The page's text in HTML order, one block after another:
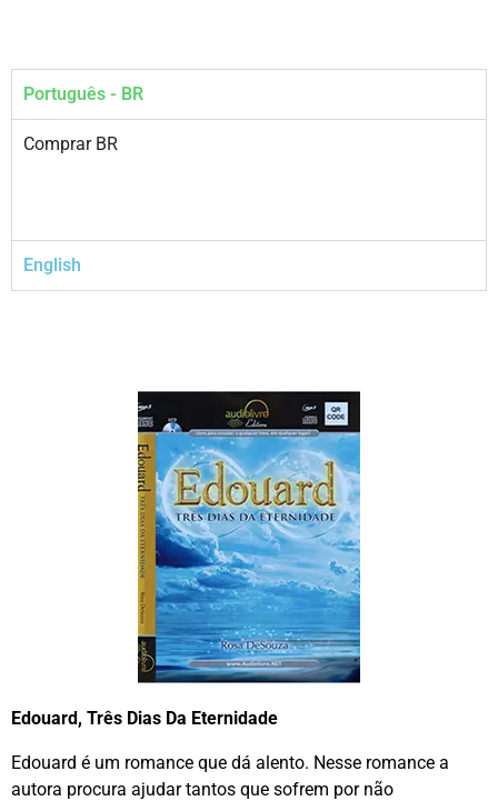
Português - BR
Comprar BR
English
Edouard, Três Dias Da Eternidade
Edouard é um romance que dá alento. Nesse romance a
autora procura ajudar tantos que sofrem por não